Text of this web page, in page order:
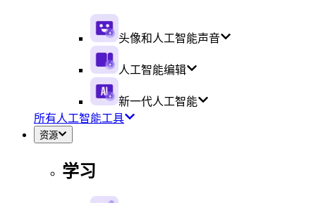
头像和人工智能声音
人工智能编辑
新一代人工智能
所有人工智能工具
资源
学习